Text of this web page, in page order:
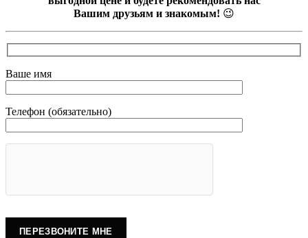
Вашим друзьям и знакомым! 😉
Ваше имя
Телефон (обязательно)